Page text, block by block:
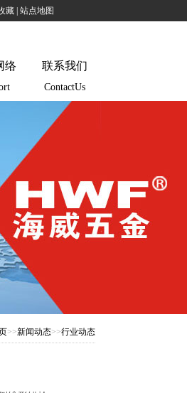
藏 站点地图
络 联系我们
ContactUs
>>新闻动态>>行业动态